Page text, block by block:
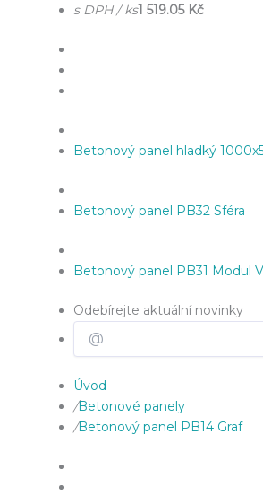
s DPH / ks1 519.05 Kč
Betonový panel hladký
Betonový panel PB32 Sféra
Betonový panel PB31 Modul V
Odebírejte aktuální novinky
Úvod
/Betonové panely
/Betonový panel PB14 Graf